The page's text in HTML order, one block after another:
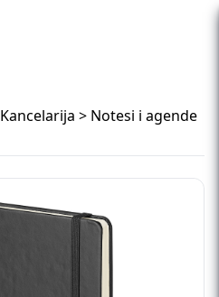
Kancelarija > Notesi i agende